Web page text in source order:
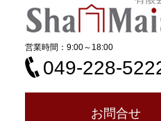
営業時間：9:00～18:00
049-228-
お問合せ